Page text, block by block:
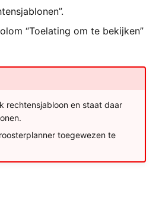
“Toelating om te bekijken”
rechtensjabloon en staat daar
toegewezen te